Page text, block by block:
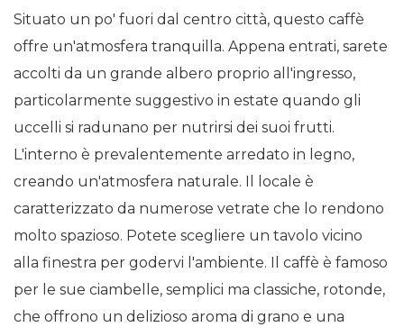
Situato un po' fuori dal centro città, questo caffè
offre un'atmosfera tranquilla. Appena entrati, sarete
accolti da un grande albero proprio all'ingresso,
particolarmente suggestivo in estate quando gli
uccelli si radunano per nutrirsi dei suoi frutti.
L'interno è prevalentemente arredato in legno,
creando un'atmosfera naturale. Il locale è
caratterizzato da numerose vetrate che lo rendono
molto spazioso. Potete scegliere un tavolo vicino
alla finestra per godervi l'ambiente. Il caffè è famoso
per le sue ciambelle, semplici ma classiche, rotonde,
che offrono un delizioso aroma di grano e una